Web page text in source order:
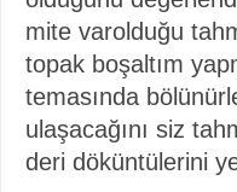
mite varolduğu
topak boşaltım
temasında
ulaşacağını siz
deri döküntülerini